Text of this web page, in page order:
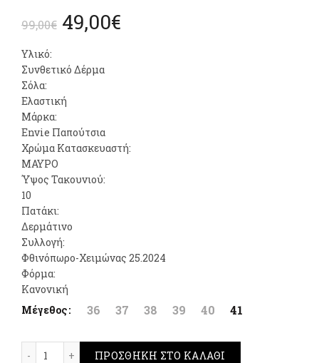
99,00€ Original
was:
99,00€.
49,00€
49,00€.
Υλικό:
Συνθετικό Δέρμα
Σόλα:
Ελαστική
Μάρκα:
Envie Παπούτσια
Χρώμα Κατασκευαστή:
ΜΑΥΡΟ
Ύψος Τακουνιού:
10
Πατάκι:
Δερμάτινο
Συλλογή:
Φθινόπωρο-Χειμώνας 25.2024
Φόρμα:
Κανονική
Μέγεθος
36 37 38 39 40 41
ΠΡΟΣΘΉΚΗ ΣΤΟ ΚΑΛΆΘΙ